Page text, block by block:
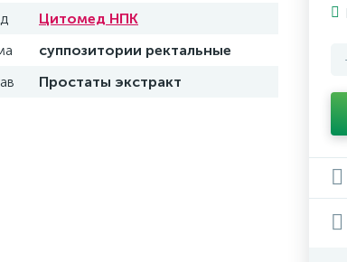
Цитомед НПК
суппозитории ректальные
Простаты экстракт